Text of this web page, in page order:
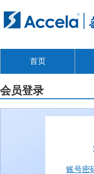
首页
会员登录
账号密